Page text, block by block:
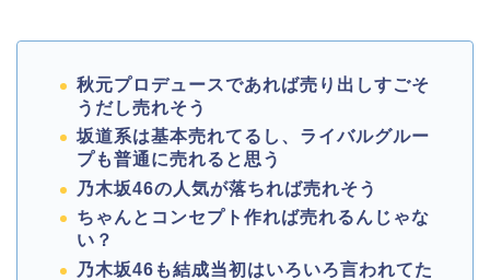
秋元プロデュースであれば売り出しすごそ
うだし売れそう
坂道系は基本売れてるし、ライバルグルー
プも普通に売れると思う
乃木坂46の人気が落ちれば売れそう
ちゃんとコンセプト作れば売れるんじゃな
い？
乃木坂46も結成当初はいろいろ言われてた